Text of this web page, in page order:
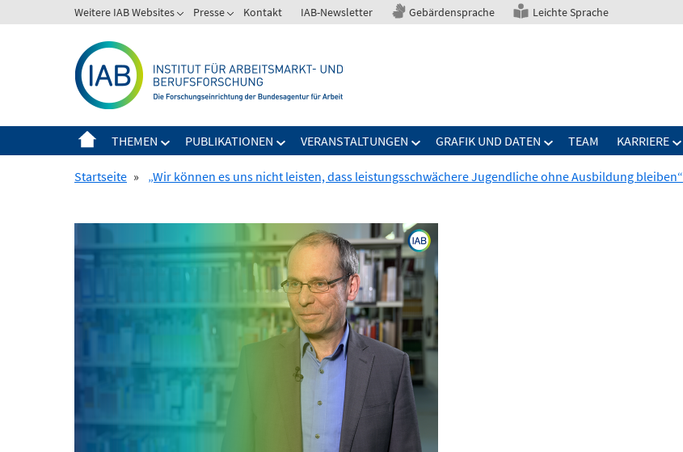
zum
Weitere IAB Websites Presse Kontakt IAB-Newsletter Gebärdensprache Leichte Sprache
THEMEN PUBLIKATIONEN VERANSTALTUNGEN GRAFIK UND DATEN TEAM KARRIERE
Startseite » „Wir können es uns nicht leisten, dass leistungsschwächere Jugendliche ohne Ausbildung bleiben“